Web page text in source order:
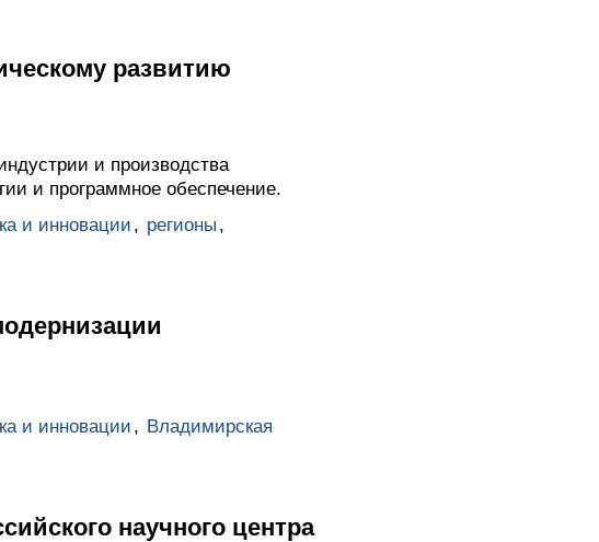
развитию
и производства
и программное обеспечение.
и инновации , регионы ,
и инновации , Владимирская
научного центра